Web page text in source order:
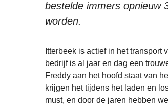
bestelde immers opnieuw
worden.
Itterbeek is actief in het
bedrijf is al jaar en dag een
Freddy aan het hoofd staat van
krijgen het tijdens het laden en
must, en door de jaren hebben